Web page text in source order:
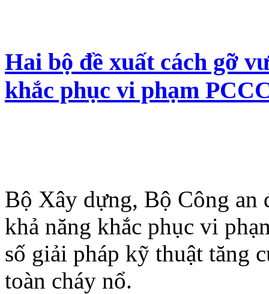
Hai bộ đề xuất cách gỡ
khắc phục vi phạm
Bộ Xây dựng, Bộ Công
khả năng khắc phục vi
số giải pháp kỹ thuật tăng
toàn cháy nổ.